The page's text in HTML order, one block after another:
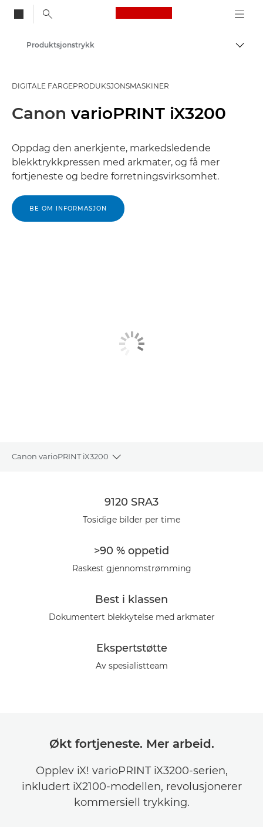
Canon Logo, back
Løsninger og tjenester
Produkter og løsninger
Produktsjonstrykk
DIGITALE FARGEPRODUKSJONSMASKINER
Canon varioPRINT iX3200
Oppdag den anerkjente, markedsledende
blekktrykkpressen med arkmater, og få mer
fortjeneste og bedre forretningsvirksomhet.
BE OM INFORMASJON
Canon varioPRINT iX3200
Toggle breadcrumbs
9120 SRA3
Tosidige bilder per time
>90 % oppetid
Raskest gjennomstrømming
Best i klassen
Dokumentert blekkytelse med arkmater
Ekspertstøtte
Av spesialistteam
Økt fortjeneste. Mer arbeid.
Opplev iX! varioPRINT iX3200-serien,
inkludert iX2100-modellen, revolusjonerer
kommersiell trykking.